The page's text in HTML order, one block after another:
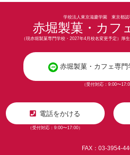
学校法人東京滋慶学園 東京都認
赤堀製菓・カフ
（現赤堀製菓専門学校・2027年4月校名変更予定）厚
赤堀製菓・カフェ専門
（受付対応：9:00〜
電話をかける
（受付対応：9:00〜17:00）
FAX：03-3954-